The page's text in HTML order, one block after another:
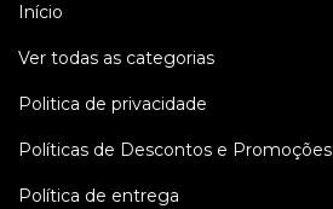
Início
Ver todas as categorias
Politica de privacidade
Políticas de Descontos e Promoções
Política de entrega